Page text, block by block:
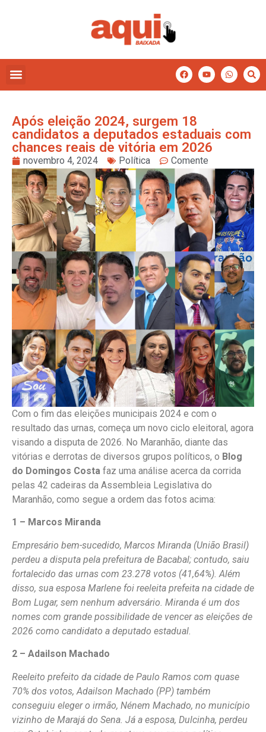
Após eleição 2024, surgem 18
candidatos a deputados estaduais com
chances reais de vitória em 2026
novembro 4, 2024 Política Comente
Com o fim das eleições municipais 2024 e com o
resultado das urnas, começa um novo ciclo eleitoral, agora
visando a disputa de 2026. No Maranhão, diante das
vitórias e derrotas de diversos grupos políticos, o Blog
do Domingos Costa faz uma análise acerca da corrida
pelas 42 cadeiras da Assembleia Legislativa do
Maranhão, como segue a ordem das fotos acima:
1 – Marcos Miranda
Empresário bem-sucedido, Marcos Miranda (União Brasil)
perdeu a disputa pela prefeitura de Bacabal; contudo, saiu
fortalecido das urnas com 23.278 votos (41,64%). Além
disso, sua esposa Marlene foi reeleita prefeita na cidade de
Bom Lugar, sem nenhum adversário. Miranda é um dos
nomes com grande possibilidade de vencer as eleições de
2026 como candidato a deputado estadual.
2 – Adailson Machado
Reeleito prefeito da cidade de Paulo Ramos com quase
70% dos votos, Adailson Machado (PP) também
conseguiu eleger o irmão, Nénem Machado, no município
vizinho de Marajá do Sena. Já a esposa, Dulcinha, perdeu